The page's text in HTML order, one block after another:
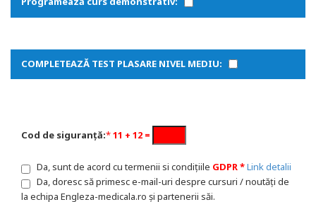
COMPLETEAZĂ TEST PLASARE NIVEL MEDIU:
Cod de siguranță:*11 + 12 =
Da, sunt de acord cu termenii si condițiile GDPR *Link detalii
Da, doresc să primesc e-mail-uri despre cursuri / noutăți de
la echipa Engleza-medicala.ro și partenerii săi.